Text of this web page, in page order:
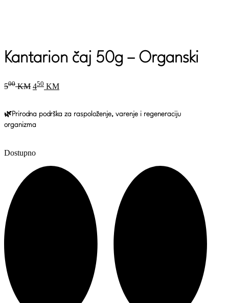
Kantarion čaj 50g – Organski
500 KM Original
price
500 KM.
450 KMCurrent
price
450 KM.
🌿Prirodna podrška za raspoloženje, varenje i regeneraciju
organizma
Dostupno